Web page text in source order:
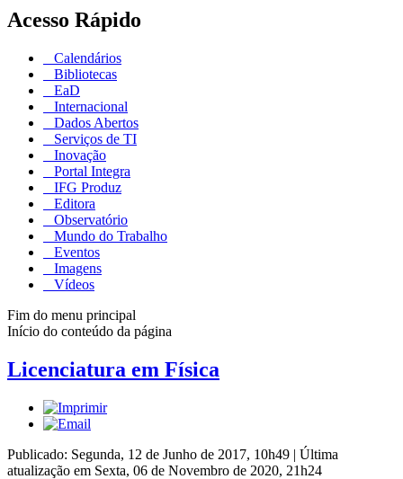
Acesso Rápido
Calendários
Bibliotecas
EaD
Internacional
Dados Abertos
Serviços de TI
Inovação
Portal Integra
IFG Produz
Editora
Observatório
Mundo do Trabalho
Eventos
Imagens
Vídeos
Fim do menu principal
Início do conteúdo da página
Licenciatura em Física
Publicado: Segunda, 12 de Junho de 2017, 10h49 | Última
atualização em Sexta, 06 de Novembro de 2020, 21h24